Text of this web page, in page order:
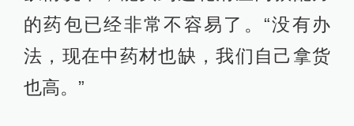
的药包已经非常不容易了。“没有办
法，现在中药材也缺，我们自己拿货
也高。”